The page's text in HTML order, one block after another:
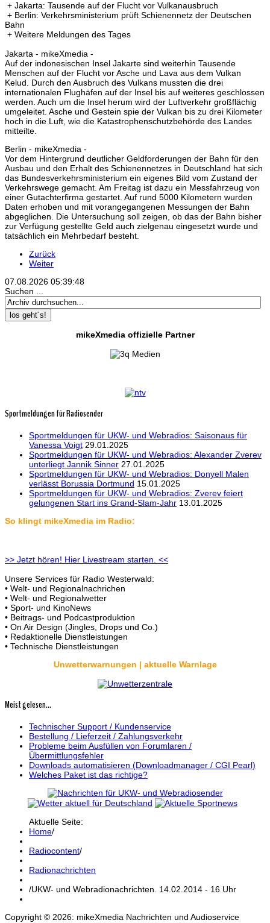
+ Jakarta: Tausende auf der Flucht vor Vulkanausbruch
+ Berlin: Verkehrsministerium prüft Schienennetz der Deutschen
Bahn
+ Weitere Meldungen des Tages
Jakarta - mikeXmedia -
Auf der indonesischen Insel Jakarte sind weiterhin Tausende
Menschen auf der Flucht vor Asche und Lava aus dem Vulkan
Kelud. Durch den Ausbruch des Vulkans mussten die drei
internationalen Flughäfen auf der Insel bis auf weiteres geschlossen
werden. Auch um die Insel herum wird der Luftverkehr großflächig
umgeleitet. Asche und Gestein spie der Vulkan bis zu drei Kilometer
hoch in die Luft, wie die Katastrophenschutzbehörde des Landes
mitteilte.
Berlin - mikeXmedia -
Vor dem Hintergrund deutlicher Geldforderungen der Bahn für den
Ausbau und den Erhalt des Schienennetzes in Deutschland hat sich
das Bundesverkehrsministerium ein eigenes Bild vom Zustand der
Verkehrswege gemacht. Am Freitag ist dazu ein Messfahrzeug von
einer Gutachterfirma gestartet. Auf rund 5000 Kilometern wurden
Daten erhoben und mit vorangegangenen Messungen der Bahn
abgeglichen. Die Untersuchung soll zeigen, ob das der Bahn bisher
zur Verfügung gestellte Geld auch zielgenau eingesetzt wurde und
tatsächlich ein Mehrbedarf besteht.
Zurück
Weiter
07.08.2026 05:39:49
Suchen ...
los geht´s!
mikeXmedia offizielle Partner
Sportmeldungen für Radiosender
Sportmeldungen für UKW- und Webradios: Saisonaus für
Vanessa Voigt 29.01.2025
Sportmeldungen für UKW- und Webradios: Alexander Zverev
unterliegt Jannik Sinner 27.01.2025
Sportmeldungen für UKW- und Webradios: Donyell Malen
verlässt Borussia Dortmund 15.01.2025
Sportmeldungen für UKW- und Webradios: Zverev feiert
gelungenen Start ins Grand-Slam-Jahr 13.01.2025
So klingt mikeXmedia im Radio:
>> Jetzt hören! Hier Livestream starten. <<
Unsere Services für Radio Westerwald:
• Welt- und Regionalnachrichen
• Welt- und Regionalwetter
• Sport- und KinoNews
• Beitrags- und Podcastproduktion
• On Air Design (Jingles, Drops und Co.)
• Redaktionelle Dienstleistungen
• Technische Dienstleistungen
Unwetterwarnungen | aktuelle Warnlage
Meist gelesen...
Technischer Support / Kundenservice
Bestellung / Lieferzeit / Zahlungsverkehr
Probleme beim Ausfüllen von Forumlaren /
Übermittlungsfehler
Downloads automatisieren (Downloadmanager / CGI Pearl)
Welches Paket ist das richtige?
Aktuelle Seite:
Home/
Radiocontent/
Radionachrichten
/UKW- und Webradionachrichten. 14.02.2014 - 16 Uhr
Copyright © 2026: mikeXmedia Nachrichten und Audioservice